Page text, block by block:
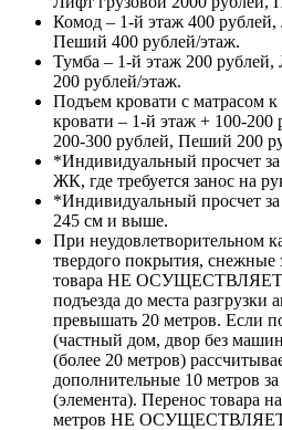
Комод – 1-й этаж 400
Пеший 400 рублей/этаж.
Тумба – 1-й этаж 200
200 рублей/этаж.
Подъем кровати с матрасом
кровати – 1-й этаж + 100-200
200-300 рублей, Пеший 200
*Индивидуальный просчет
ЖК, где требуется занос на
*Индивидуальный просчет
245 см и выше.
При неудовлетворительном
твердого покрытия, снежные
товара НЕ
подъезда до места разгрузки
превышать 20 метров. Если
(частный дом, двор без
(более 20 метров)
дополнительные 10 метров
(элемента). Перенос товара
метров НЕ